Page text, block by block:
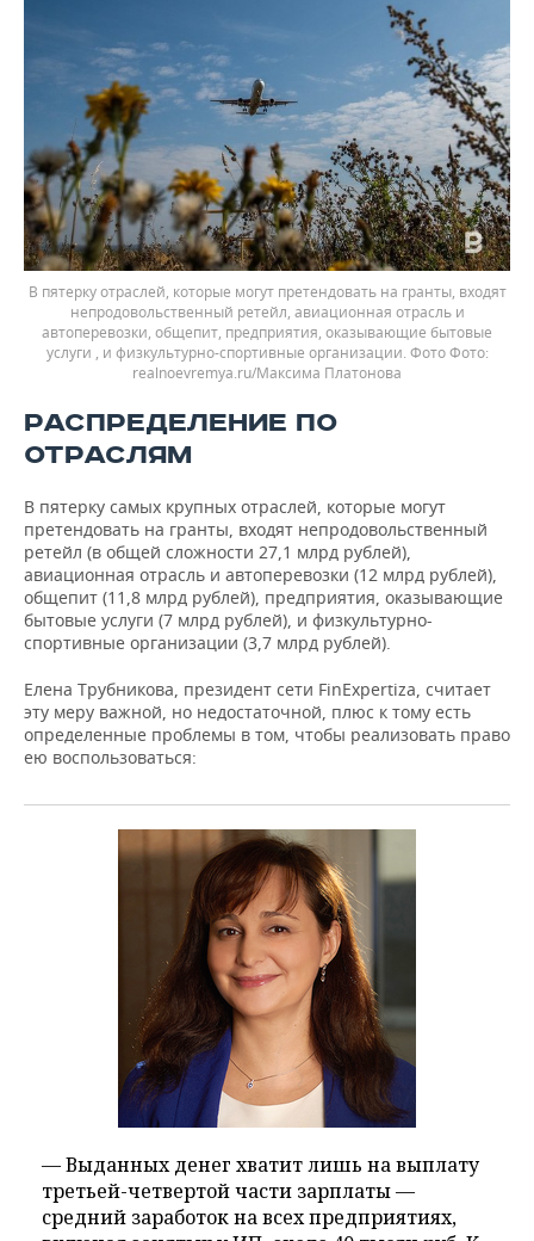
В пятерку отраслей, которые могут претендовать на гранты, входят
непродовольственный ретейл, авиационная отрасль и
автоперевозки, общепит, предприятия, оказывающие бытовые
услуги , и физкультурно-спортивные организации. Фото
realnoevremya.ru/Максима Платонова
РАСПРЕДЕЛЕНИЕ ПО
ОТРАСЛЯМ
В пятерку самых крупных отраслей, которые могут
претендовать на гранты, входят непродовольственный
ретейл (в общей сложности 27,1 млрд рублей),
авиационная отрасль и автоперевозки (12 млрд рублей),
общепит (11,8 млрд рублей), предприятия, оказывающие
бытовые услуги (7 млрд рублей), и физкультурно-
спортивные организации (3,7 млрд рублей).
Елена Трубникова, президент сети FinExpertiza, считает
эту меру важной, но недостаточной, плюс к тому есть
определенные проблемы в том, чтобы реализовать право
ею воспользоваться:
— Выданных денег хватит лишь на выплату
третьей-четвертой части зарплаты —
средний заработок на всех предприятиях,